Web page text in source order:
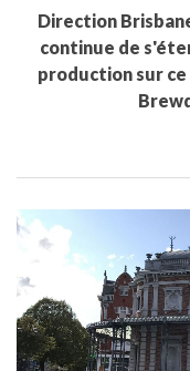
Direction
continue de
production sur